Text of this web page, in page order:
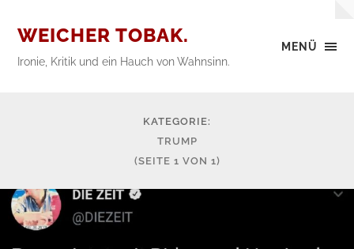
MENÜ
WEICHER TOBAK.
Ironie, Kritik und ein Hauch von Wahnsinn.
KATEGORIE:
TRUMP
(SEITE 1 VON 1)